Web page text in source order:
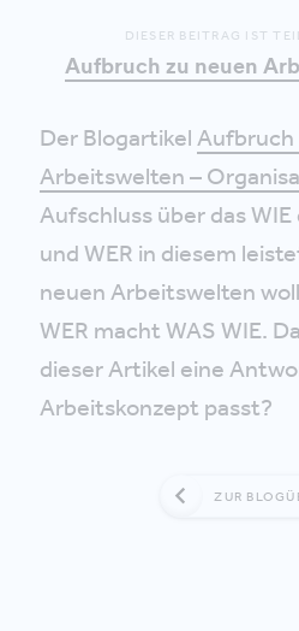
DIESER BEITRAG IST
Aufbruch zu neuen
Der Blogartikel Aufbruch
Arbeitswelten –
Aufschluss über das
und WER in diesem
neuen Arbeitswelten
WER macht WAS WIE.
dieser Artikel eine
Arbeitskonzept passt?
ZUR